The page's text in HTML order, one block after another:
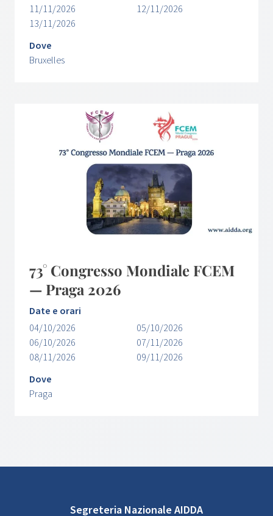
11/11/2026
12/11/2026
13/11/2026
Dove
Bruxelles
73° Congresso Mondiale FCEM
— Praga 2026
Date e orari
04/10/2026
05/10/2026
06/10/2026
07/11/2026
08/11/2026
09/11/2026
Dove
Praga
Segreteria Nazionale AIDDA